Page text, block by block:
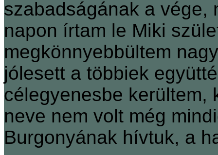
szabadságának a vége,
napon írtam le Miki
megkönnyebbültem
jólesett a többiek
célegyenesbe
neve nem volt még
Burgonyának hívtuk, a